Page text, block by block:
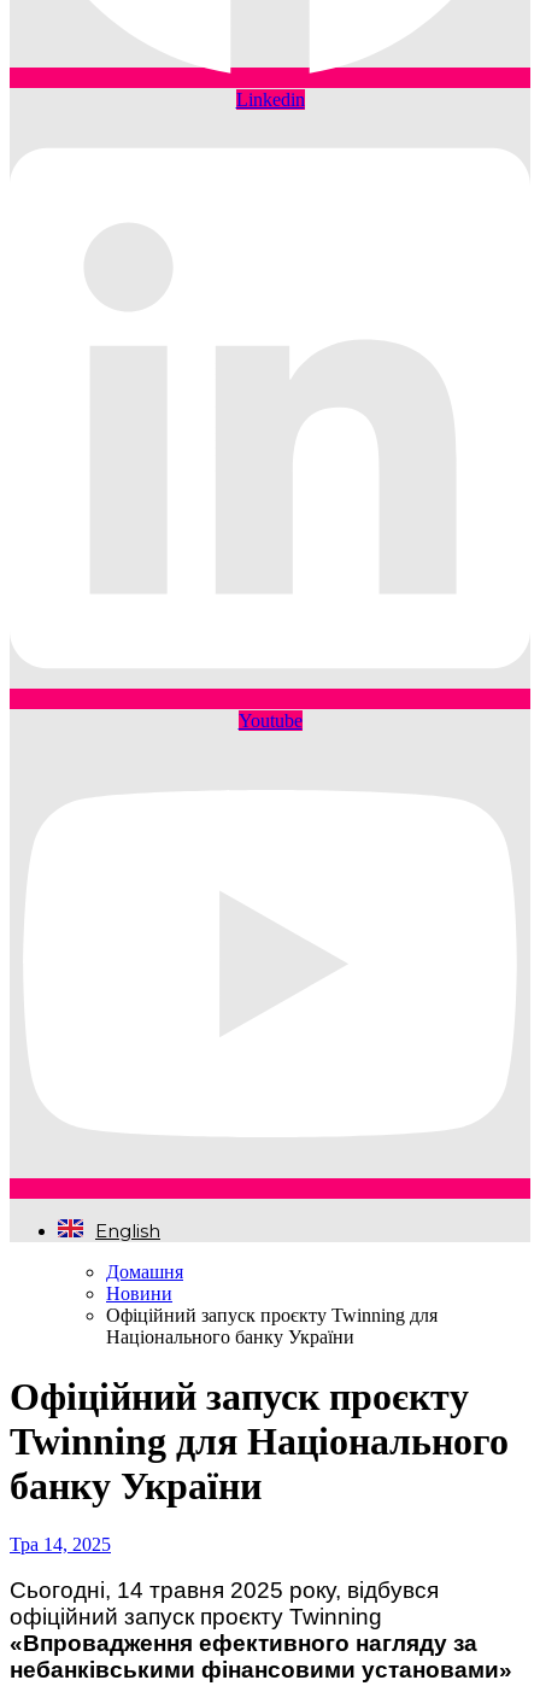
Linkedin
Youtube
English
Домашня
Новини
Офіційний запуск проєкту Twinning для
Національного банку України
Офіційний запуск проєкту
Twinning для Національного
банку України
Тра 14, 2025
Сьогодні, 14 травня 2025 року, відбувся
офіційний запуск проєкту Twinning
«Впровадження ефективного нагляду за
небанківськими фінансовими установами»